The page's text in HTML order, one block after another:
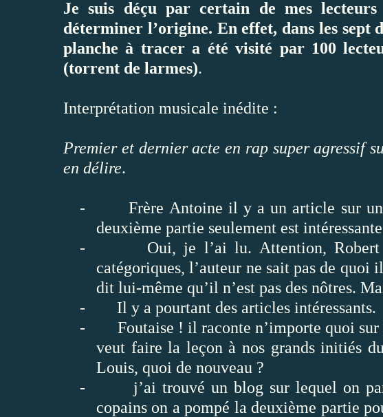
Je suis déçu par certain de mes
déterminer l’origine. En effet, dans les sept
planche à tracer a été visité par 100
(torrent de larmes).
Interprétation musicale inédite :
Premier et dernier acte en rap super agressif
en délire.
-
Frère Antoine il y a un article sur
deuxième partie seulement est
-
Oui, je l’ai lu. Attention,
catégoriques, l’auteur ne sait pas de quoi
dit lui-même qu’il n’est pas des nôtres.
-
Il y a pourtant des articles intéressants.
-
Foutaise ! il raconte n’importe quoi
veut faire la leçon à nos grands initiés
Louis, quoi de nouveau ?
-
j’ai trouvé un blog sur lequel on
copains on a pompé la deuxième partie